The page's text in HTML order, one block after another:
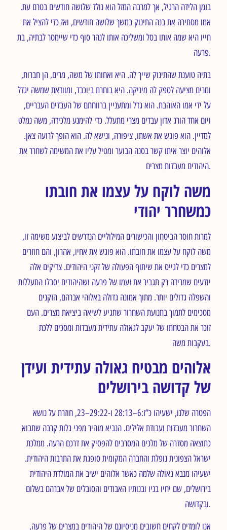
בזמן הלידה הרגיל, אך למרבה המזל הוא נולד שלושה חודשים בטרם עת.
אמו מסתירה את בנה התינוק במשך שלושה חודשים, ואז כדי להציל את
חייו היא שמה אותו בסל ומשליכה אותו לנהר סוף כדי שיימסר לבתיה, בת
פרעה.
בתיה טוענת שהתינוק שייך לה. היא ואחותו של משה, מרים, הן חברות,
ומרים מציעה לספק לה מיניקה. היא בוחרת ביוכבד, ומוודאת שמשה יגדל
על ידי אמו האוהבת. הוא גדל ומתעניין ברווחתם של העבדים העבריים,
ויום אחד הורג אדון עבדים מצרי מתעלל. כדי להימנע מלכידה, משה נמלט
למדיין. הוא פוגש את אשתו, ציפורה, ונישא לה. הוא הופך לרועה צאן.
אלוהים יוצר איתו קשר בסנה הבוער ומטיל עליו את המשימה לשחרר את
היהודים מעבדות מצרים.
משה לוקח על עצמו את חובתו
כמשחרר יהודי
למרות חוסר הביטחון והכישורים המילוליים הנדרשים לביצוע משימה זו,
משה לוקח על עצמו את חובתו. הוא פוגש את אחיו, אהרון, והם חוזרים
למצרים כדי לגייס את שיתוף הפעולה של זקני היהודים. צדיקים אלה
יודעים שמרידה רק תגביר את זעמו של פרעה ושהיהודים יסבלו התעללות
והשפלה גדולים יותר. מתוך אמונה גדולה באלוהי אברהם, הזקנים
מסכימים לתמוך בתנועת השחרור שתגיע לשיאה ביציאת מצרים. העם
זוכר את הבטחתו של יעקב לגאולה עתידית מעבדות ומסכים ללכת
בעקבות משה.
אלוהים מבטיח גאולה עתידית ועידן
של קדושה בירושלים
הפטרה שלנו, ישעיהו כ”ז:6–28:13 ו-29:22–23, חוזרת על נושא
השחרור מעבדות ועבודת אלילים. הנביא מזהיר מפני גלות קרבה שתבוא
כתוצאה מסדרה של מלכים המסרבים להפסיק את דרכם הרעה. ממלכת
ישראל הצפונית נופלת והחברה המקומית סופגת את התרבות היהודית.
ישעיהו מנבא גאולה שלמה כאשר אלוהים ישיב את המולדת היהודית
בירושלים, שם יחיו בניו ובנותיו האבודים והסובלים של אברהם בשלום
ובקדושה.
אנו לומדים לקחים חשובים מניסיונם של היהודים במצרים של פרעה,